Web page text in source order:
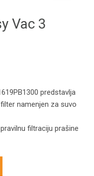
Vac 3
predstavlja
namenjen za suvo
filtraciju prašine